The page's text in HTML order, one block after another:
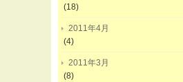
(18)
2011年4月
(4)
2011年3月
(8)